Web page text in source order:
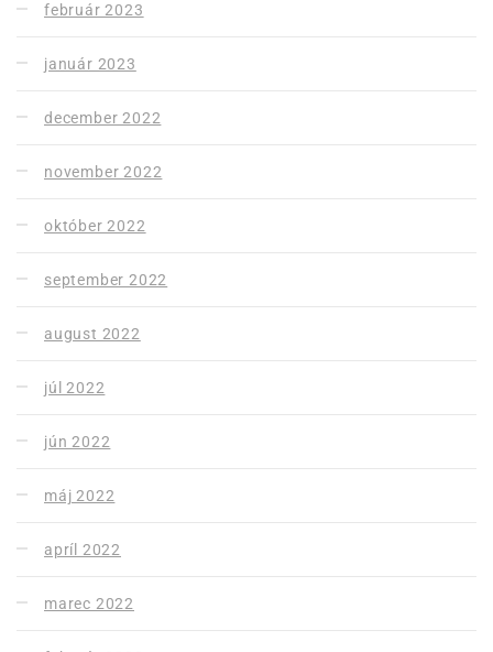
február 2023
január 2023
december 2022
november 2022
október 2022
september 2022
august 2022
júl 2022
jún 2022
máj 2022
apríl 2022
marec 2022